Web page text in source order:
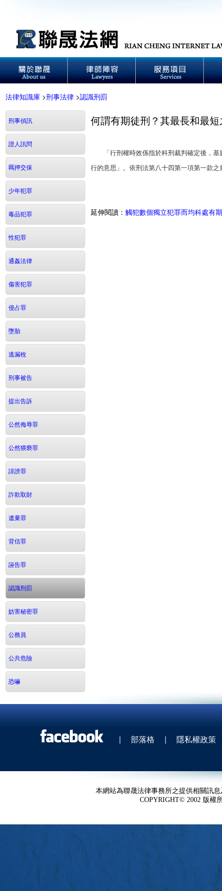
法律知識庫 >刑事法律 >認識刑罰
刑事偵訊
證人訊問
羈押交保
少年犯罪
毒品犯罪
性犯罪
通姦法律
傷害犯罪
侵占罪
墮胎
逃漏稅
刑事被告
提出告訴
公然侮辱罪
公然猥褻罪
誹謗罪
詐欺取財
遺棄罪
背信罪
誣告罪
認識刑罰
妨害秘密罪
公務員
公共危險
恐嚇
何謂有期徒刑？其最長和最
「行刑權時效係指於科刑裁判確定後，基
行的意思」。依刑法第八十四第一項第一款
延伸閱讀： 觸犯數個獨立犯罪而均科處有
| 部落格 | 隱私權政策
本網站為聯晟法律事務所之提供相關訊
COPYRIGHT© 2002 版權